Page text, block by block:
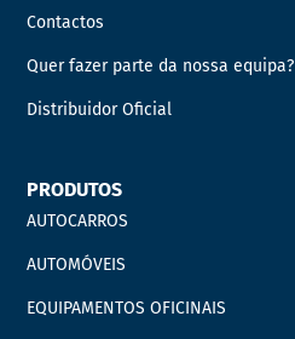
Contactos
Quer fazer parte da nossa equipa?
Distribuidor Oficial
PRODUTOS
AUTOCARROS
AUTOMÓVEIS
EQUIPAMENTOS OFICINAIS